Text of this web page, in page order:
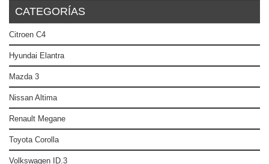
CATEGORÍAS
Citroen C4
Hyundai Elantra
Mazda 3
Nissan Altima
Renault Megane
Toyota Corolla
Volkswagen ID.3